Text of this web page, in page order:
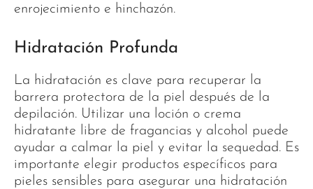
enrojecimiento e hinchazón.
Hidratación Profunda
La hidratación es clave para recuperar la
barrera protectora de la piel después de la
depilación. Utilizar una loción o crema
hidratante libre de fragancias y alcohol puede
ayudar a calmar la piel y evitar la sequedad. Es
importante elegir productos específicos para
pieles sensibles para asegurar una hidratación